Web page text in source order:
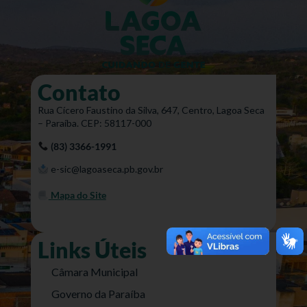
Contato
Rua Cícero Faustino da Silva, 647, Centro, Lagoa Seca
– Paraíba. CEP: 58117-000
(83) 3366-1991
e-sic@lagoaseca.pb.gov.br
Mapa do Site
Links Úteis
Câmara Municipal
Governo da Paraíba